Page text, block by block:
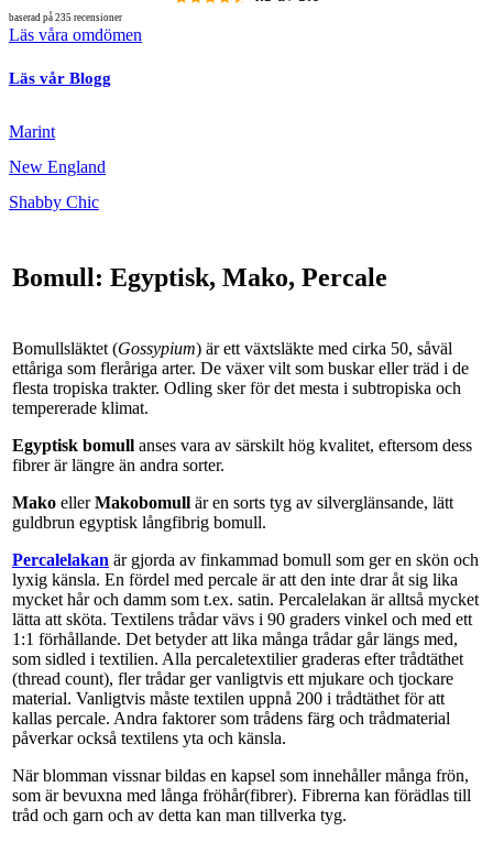
baserad på 235 recensioner
Läs våra omdömen
Läs vår Blogg
Marint
New England
Shabby Chic
Bomull: Egyptisk, Mako, Percale
Bomullsläktet (Gossypium) är ett växtsläkte med cirka 50, såväl
ettåriga som fleråriga arter. De växer vilt som buskar eller träd i de
flesta tropiska trakter. Odling sker för det mesta i subtropiska och
tempererade klimat.
Egyptisk bomull anses vara av särskilt hög kvalitet, eftersom dess
fibrer är längre än andra sorter.
Mako ellerMakobomull är en sorts tyg av silverglänsande, lätt
guldbrun egyptisk långfibrig bomull.
Percalelakan är gjorda av finkammad bomull som ger en skön och
lyxig känsla. En fördel med percale är att den inte drar åt sig lika
mycket hår och damm som t.ex. satin. Percalelakan är alltså mycket
lätta att sköta. Textilens trådar vävs i 90 graders vinkel och med ett
1:1 förhållande. Det betyder att lika många trådar går längs med,
som sidled i textilien. Alla percaletextilier graderas efter trådtäthet
(thread count), fler trådar ger vanligtvis ett mjukare och tjockare
material. Vanligtvis måste textilen uppnå 200 i trådtäthet för att
kallas percale. Andra faktorer som trådens färg och trådmaterial
påverkar också textilens yta och känsla.
När blomman vissnar bildas en kapsel som innehåller många frön,
som är bevuxna med långa fröhår(fibrer). Fibrerna kan förädlas till
tråd och garn och av detta kan man tillverka tyg.